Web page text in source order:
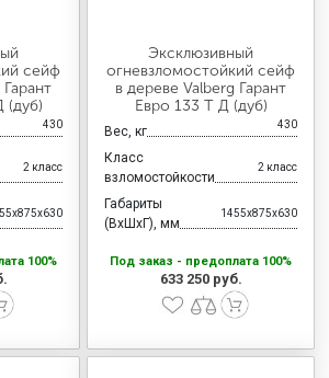
сейф
(дуб)
430
2 класс
100%
Эксклюзивный
огневзломостойкий сейф
в дереве Valberg Гарант
Евро 133 Т Д (дуб)
Вес, кг 430
Класс
взломостойкости
2 класс
Габариты
(ВхШхГ), мм
1455x875x630
Под заказ - предоплата 100%
633 250 руб.